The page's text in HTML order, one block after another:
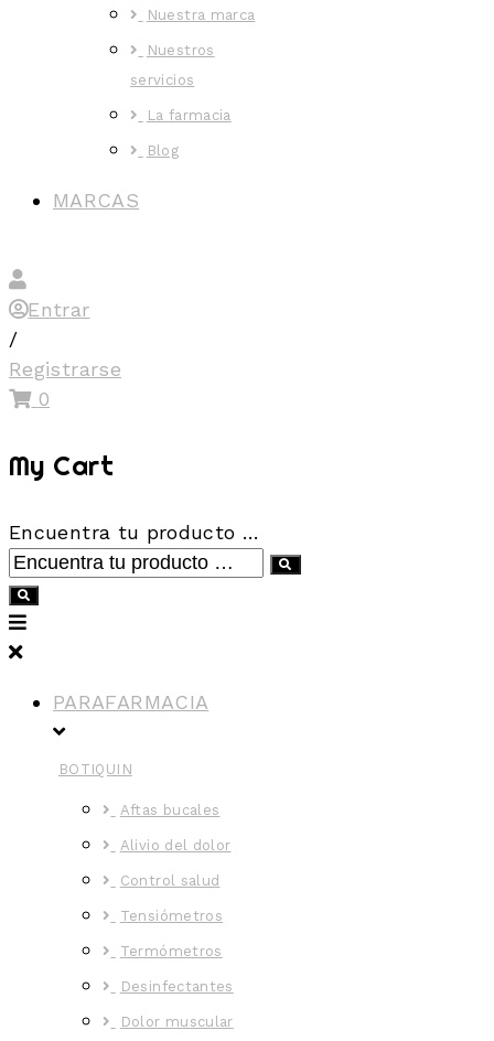
Nuestra marca
Nuestros
servicios
La farmacia
Blog
MARCAS
Entrar
/
Registrarse
0
My Cart
Encuentra tu producto …
PARAFARMACIA
BOTIQUIN
Aftas bucales
Alivio del dolor
Control salud
Tensiómetros
Termómetros
Desinfectantes
Dolor muscular